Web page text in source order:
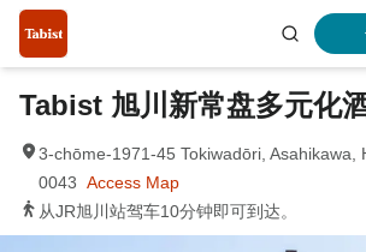
Tabist 旭川新常盘多元化
3-chōme-1971-45 Tokiwadōri, Asahikawa,
0043 Access Map
从JR旭川站驾车10分钟即可到达。